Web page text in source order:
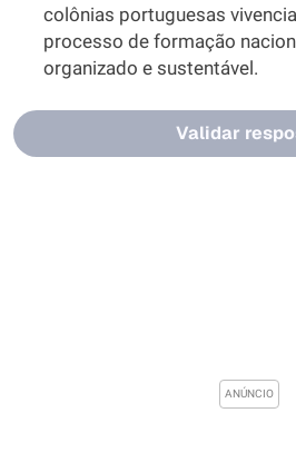
colônias portuguesas
processo de formação
organizado e sustentável.
Validar